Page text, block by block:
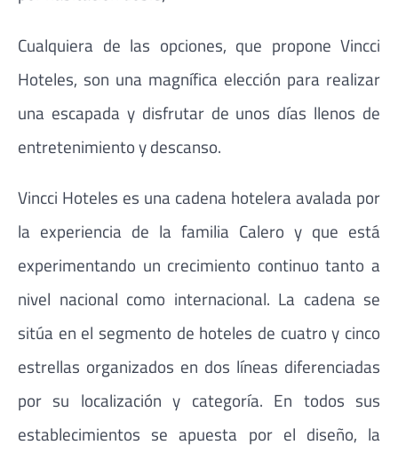
Cualquiera de las opciones, que propone Vincci
Hoteles, son una magnífica elección para realizar
una escapada y disfrutar de unos días llenos de
entretenimiento y descanso.
Vincci Hoteles es una cadena hotelera avalada por
la experiencia de la familia Calero y que está
experimentando un crecimiento continuo tanto a
nivel nacional como internacional. La cadena se
sitúa en el segmento de hoteles de cuatro y cinco
estrellas organizados en dos líneas diferenciadas
por su localización y categoría. En todos sus
establecimientos se apuesta por el diseño, la